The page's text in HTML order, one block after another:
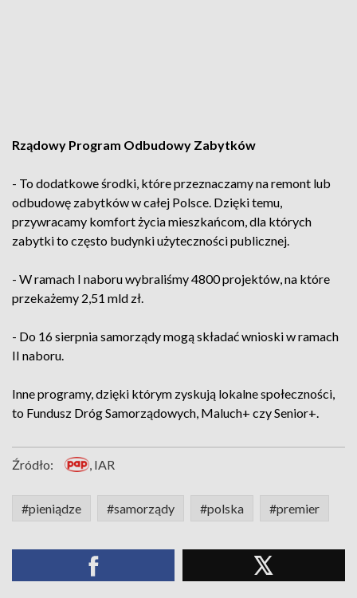
Rządowy Program Odbudowy Zabytków
- To dodatkowe środki, które przeznaczamy na remont lub
odbudowę zabytków w całej Polsce. Dzięki temu,
przywracamy komfort życia mieszkańcom, dla których
zabytki to często budynki użyteczności publicznej.
- W ramach I naboru wybraliśmy 4800 projektów, na które
przekażemy 2,51 mld zł.
- Do 16 sierpnia samorządy mogą składać wnioski w ramach
II naboru.
Inne programy, dzięki którym zyskują lokalne społeczności,
to Fundusz Dróg Samorządowych, Maluch+ czy Senior+.
Źródło: , IAR
#pieniądze #samorządy #polska #premier